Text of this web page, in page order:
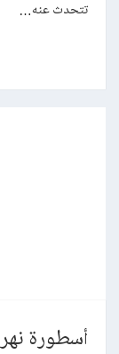
تتحدث عنه…
أسطورة نهر